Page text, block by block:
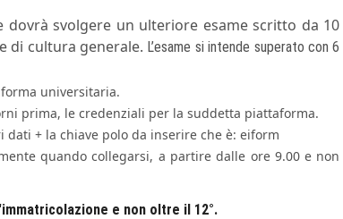
svolgere un ulteriore esame scritto da 10
di cultura generale. L’esame si intende superato con 6
universitaria.
prima, le credenziali per la suddetta piattaforma.
+ la chiave polo da inserire che è: eiform
quando collegarsi, a partire dalle ore 9.00 e non
e non oltre il 12°.